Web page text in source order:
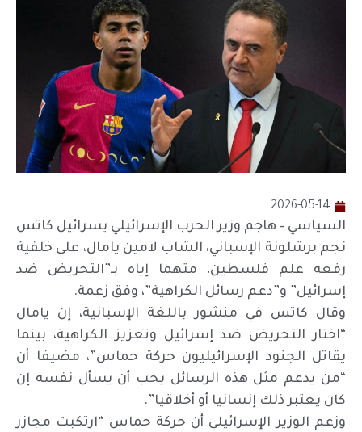
2026-05-14
السياسي – هاجم وزير الحرب الإسرائيلي يسرائيل كاتس
نجم برشلونة الإسباني، الشاب لامين يامال، على خلفية
رفعه علم فلسطين، متهما إياه بـ”التحريض ضد
إسرائيل” و”دعم رسائل الكراهية”، وفق زعمة.
وقال كاتس في منشور باللغة الإسبانية، إن يامال
“اختار التحريض ضد إسرائيل وتعزيز الكراهية، بينما
يقاتل الجنود الإسرائيليون حركة حماس”، مضيفا أن
“من يدعم مثل هذه الرسائل يجب أن يسأل نفسه إن
كان يعتبر ذلك إنسانيا أو أخلاقيا”.
وزعم الوزير الإسرائيلي أن حركة حماس “ارتكبت مجازر